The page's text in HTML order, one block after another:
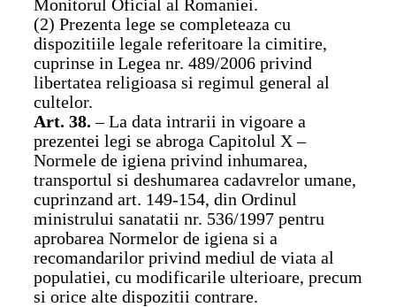
Monitorul Oficial al Romaniei.
(2) Prezenta lege se completeaza cu
dispozitiile legale referitoare la cimitire,
cuprinse in Legea nr. 489/2006 privind
libertatea religioasa si regimul general al
cultelor.
Art. 38.– La data intrarii in vigoare a
prezentei legi se abroga Capitolul X –
Normele de igiena privind inhumarea,
transportul si deshumarea cadavrelor umane,
cuprinzand art. 149-154, din Ordinul
ministrului sanatatii nr. 536/1997 pentru
aprobarea Normelor de igiena si a
recomandarilor privind mediul de viata al
populatiei, cu modificarile ulterioare, precum
si orice alte dispozitii contrare.